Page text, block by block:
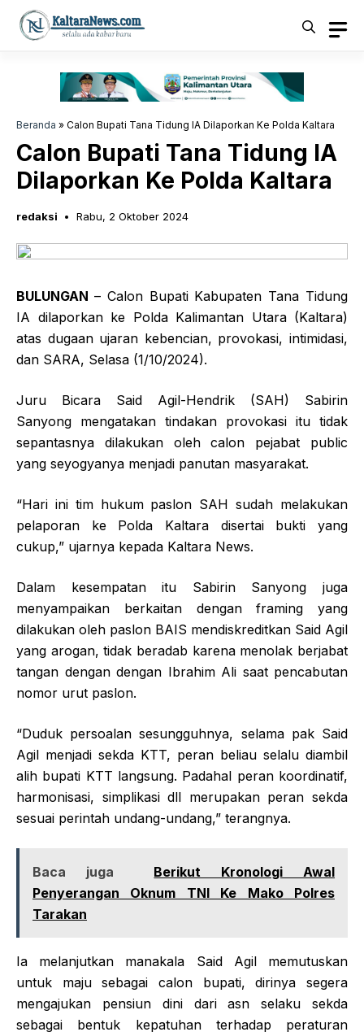
Langsung
Beranda » Calon Bupati Tana Tidung IA Dilaporkan Ke Polda Kaltara
Calon Bupati Tana Tidung IA
Dilaporkan Ke Polda Kaltara
redaksi Rabu, 2 Oktober 2024
BULUNGAN – Calon Bupati Kabupaten Tana Tidung
IA dilaporkan ke Polda Kalimantan Utara (Kaltara)
atas dugaan ujaran kebencian, provokasi, intimidasi,
dan SARA, Selasa (1/10/2024).
Juru Bicara Said Agil-Hendrik (SAH) Sabirin
Sanyong mengatakan tindakan provokasi itu tidak
sepantasnya dilakukan oleh calon pejabat public
yang seyogyanya menjadi panutan masyarakat.
“Hari ini tim hukum paslon SAH sudah melakukan
pelaporan ke Polda Kaltara disertai bukti yang
cukup,” ujarnya kepada Kaltara News.
Dalam kesempatan itu Sabirin Sanyong juga
menyampaikan berkaitan dengan framing yang
dilakukan oleh paslon BAIS mendiskreditkan Said Agil
yang arogan, tidak beradab karena menolak berjabat
tangan dengan dengan Ibrahim Ali saat pencabutan
nomor urut paslon.
“Duduk persoalan sesungguhnya, selama pak Said
Agil menjadi sekda KTT, peran beliau selalu diambil
alih bupati KTT langsung. Padahal peran koordinatif,
harmonisasi, simplikasi dll merupakan peran sekda
sesuai perintah undang-undang,” terangnya.
Baca juga
Berikut Kronologi Awal
Penyerangan Oknum TNI Ke Mako Polres
Tarakan
Ia melanjutkan manakala Said Agil memutuskan
untuk maju sebagai calon bupati, dirinya segera
mengajukan pensiun dini dari asn selaku sekda
sebagai bentuk kepatuhan terhadap peraturan